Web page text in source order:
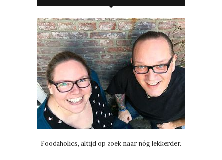
Foodaholics, altijd op zoek naar nóg lekkerder.